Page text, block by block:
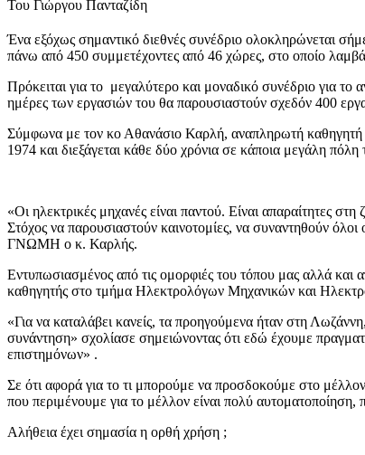
Του Γιώργου Πανταζίδη
Ένα εξόχως σημαντικό διεθνές συνέδριο ολοκληρώνεται
πάνω από 450 συμμετέχοντες από 46 χώρες, στο οποίο
Πρόκειται για το μεγαλύτερο και μοναδικό συνέδριο για
ημέρες των εργασιών του θα παρουσιαστούν σχεδόν 400
Σύμφωνα με τον κο Αθανάσιο Καρλή, αναπληρωτή καθηγητή
1974 και διεξάγεται κάθε δύο χρόνια σε κάποια μεγάλη
«Οι ηλεκτρικές μηχανές είναι παντού. Είναι απαραίτητες
Στόχος να παρουσιαστούν καινοτομίες, να συναντηθούν
ΓΝΩΜΗ ο κ. Καρλής.
Εντυπωσιασμένος από τις ομορφιές του τόπου μας αλλά και
καθηγητής στο τμήμα Ηλεκτρολόγων Μηχανικών και
«Για να καταλάβει κανείς, τα προηγούμενα ήταν στη
συνάντηση» σχολίασε σημειώνοντας ότι εδώ έχουμε
επιστημόνων» .
Σε ότι αφορά για το τι μπορούμε να προσδοκούμε στο
που περιμένουμε για το μέλλον είναι πολύ
Αλήθεια έχει σημασία η ορθή χρήση ;